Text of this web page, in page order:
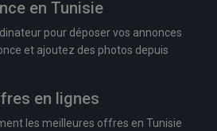
en Tunisie
pour déposer vos annonces
et ajoutez des photos depuis
en lignes
les meilleures offres en Tunisie